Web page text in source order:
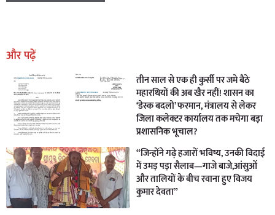
और पढ़ें
तीन साल से एक ही कुर्सी पर जमे बैठे
महारथियों की अब खैर नहीं! शासन का
‘डेस्क बदलो’ फरमान, मंत्रालय से लेकर
जिला कलेक्टर कार्यालय तक मचेगा बड़ा
प्रशासनिक भूचाल?
“जिन्होंने गढ़े हजारों भविष्य, उनकी विदाई
में उमड़ पड़ा सैलाब—गाजे बाजे,आंसुओं
और तालियों के बीच रवाना हुए विजय
कुमार देवता”